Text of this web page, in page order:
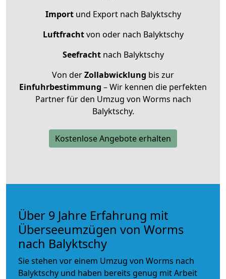
Importund Export nach Balyktschy
Luftfrachtvon oder nach Balyktschy
Seefrachtnach Balyktschy
Von derZollabwicklung bis zur
Einfuhrbestimmung – Wir kennen die perfekten
Partner für den Umzug von Worms nach
Balyktschy.
Kostenlose Angebote erhalten
Über 9 Jahre Erfahrung mit
Überseeumzügen von Worms
nach Balyktschy
Sie stehen vor einem Umzug von Worms nach
Balyktschy und haben bereits genug mit Arbeit